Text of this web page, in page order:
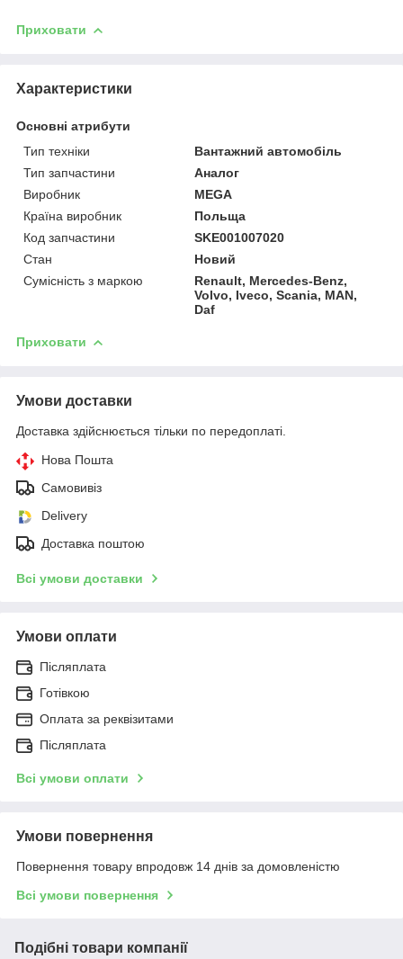
Приховати
Характеристики
Основні атрибути
Тип техніки
Вантажний автомобіль
Тип запчастини
Аналог
Виробник
MEGA
Країна виробник
Польща
Код запчастини
SKE001007020
Стан
Новий
Сумісність з маркою
Renault, Mercedes-Benz,
Volvo, Iveco, Scania, MAN,
Daf
Приховати
Умови доставки
Доставка здійснюється тільки по передоплаті.
Нова Пошта
Самовивіз
Delivery
Доставка поштою
Всі умови доставки
Умови оплати
Післяплата
Готівкою
Оплата за реквізитами
Післяплата
Всі умови оплати
Умови повернення
Повернення товару впродовж 14 днів за домовленістю
Всі умови повернення
Подібні товари компанії